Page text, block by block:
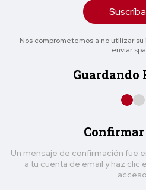
Nos comprometemos a no utilizar
enviar
Guardando
Un mensaje de confirmación fue
a tu cuenta de email y haz clic
acceso.